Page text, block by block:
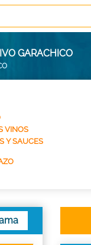
GARACHICO
VINOS
Y SAUCES